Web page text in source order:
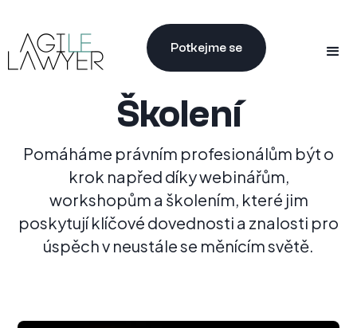
Potkejme se
Školení
Pomáháme právním profesionálům být o
krok napřed díky webinářům,
workshopům a školením, které jim
poskytují klíčové dovednosti a znalosti pro
úspěch v neustále se měnícím světě.